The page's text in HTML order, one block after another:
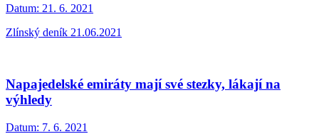
Datum: 21. 6. 2021
Zlínský deník 21.06.2021
Napajedelské emiráty mají své stezky, lákají na
výhledy
Datum: 7. 6. 2021